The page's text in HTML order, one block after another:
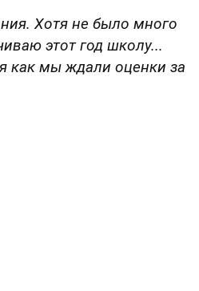
Хотя не было много
этот год школу...
как мы ждали оценки за